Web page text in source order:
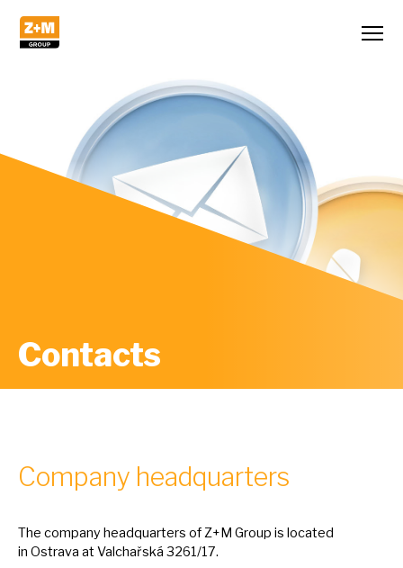
Contacts
Company headquarters
The company headquarters ofZ+M Group is located
in Ostrava atValchařská 3261/17.